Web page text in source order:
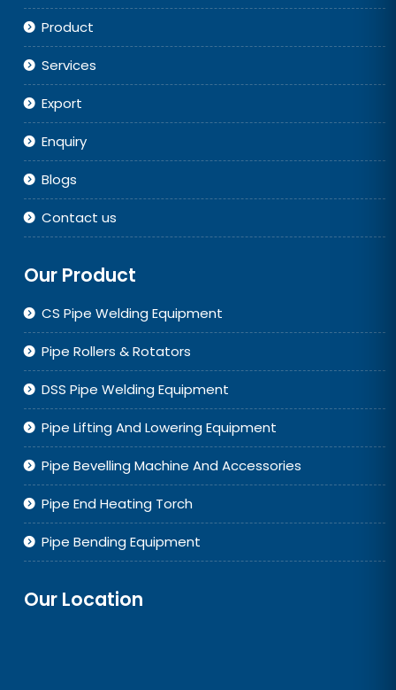
Product
Services
Export
Enquiry
Blogs
Contact us
Our Product
CS Pipe Welding Equipment
Pipe Rollers & Rotators
DSS Pipe Welding Equipment
Pipe Lifting And Lowering Equipment
Pipe Bevelling Machine And Accessories
Pipe End Heating Torch
Pipe Bending Equipment
Our Location